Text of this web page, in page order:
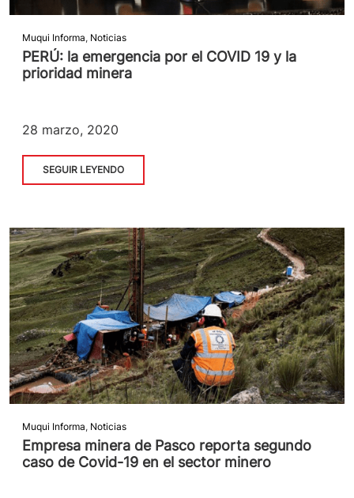
Muqui Informa, Noticias
PERÚ: la emergencia por el COVID 19 y la
prioridad minera
28 marzo, 2020
SEGUIR LEYENDO
Muqui Informa, Noticias
Empresa minera de Pasco reporta segundo
caso de Covid-19 en el sector minero